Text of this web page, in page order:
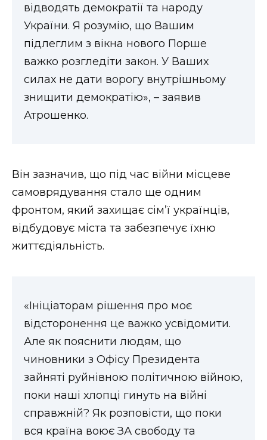
відводять демократії та народу
України. Я розумію, що Вашим
підлеглим з вікна нового Порше
важко розгледіти закон. У Ваших
силах не дати ворогу внутрішньому
знищити демократію», – заявив
Атрошенко.
Він зазначив, що під час війни місцеве
самоврядування стало ще одним
фронтом, який захищає сім’ї українців,
відбудовує міста та забезпечує їхню
життєдіяльність.
«Ініціаторам рішення про моє
відсторонення це важко усвідомити.
Але як пояснити людям, що
чиновники з Офісу Президента
зайняті руйнівною політичною війною,
поки наші хлопці гинуть на війні
справжній? Як розповісти, що поки
вся країна воює ЗА свободу та